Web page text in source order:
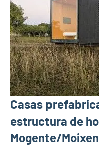
Casas
estructura de
Mogente/